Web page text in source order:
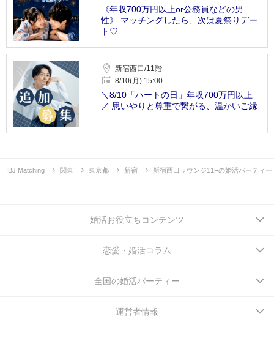
《年収700万円以上or公務員などの男
性》 マッチングしたら、次は夏祭りデー
ト♡
新宿西口/11階
8/10(月) 15:00
＼8/10「ハートの日」年収700万円以上
／ 思いやりと尊重で繋がる、温かいご縁
IBJ Matching 関東 東京都 新宿 新宿西口ラウンジ11Fの婚活パーティー
婚活お役立ちコンテンツ
恋愛・婚活コラム
全国の婚活パーティー
運営者情報